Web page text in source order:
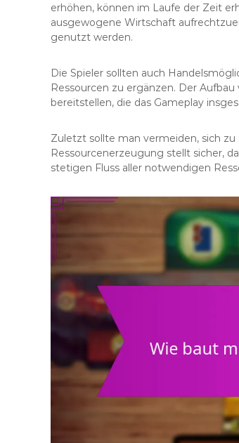
erhöhen, können im Laufe der Zeit
ausgewogene Wirtschaft
genutzt werden.
Die Spieler sollten auch
Ressourcen zu ergänzen. Der
bereitstellen, die das Gameplay
Zuletzt sollte man vermeiden, sich
Ressourcenerzeugung stellt sicher,
stetigen Fluss aller notwendigen